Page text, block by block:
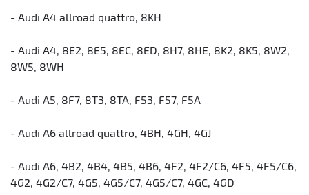
- Audi A4 allroad quattro, 8KH
- Audi A4, 8E2, 8E5, 8EC, 8ED, 8H7, 8HE, 8K2, 8K5, 8W2,
8W5, 8WH
- Audi A5, 8F7, 8T3, 8TA, F53, F57, F5A
- Audi A6 allroad quattro, 4BH, 4GH, 4GJ
- Audi A6, 4B2, 4B4, 4B5, 4B6, 4F2, 4F2/C6, 4F5, 4F5/C6,
4G2, 4G2/C7, 4G5, 4G5/C7, 4G5/С7, 4GC, 4GD